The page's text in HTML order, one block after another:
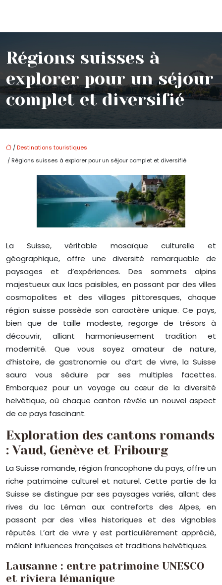
Régions suisses à
explorer pour un séjour
complet et diversifié
/Destinations touristiques
/ Régions suisses à explorer pour un séjour complet et diversifié
La Suisse, véritable mosaïque culturelle et
géographique, offre une diversité remarquable de
paysages et d’expériences. Des sommets alpins
majestueux aux lacs paisibles, en passant par des villes
cosmopolites et des villages pittoresques, chaque
région suisse possède son caractère unique. Ce pays,
bien que de taille modeste, regorge de trésors à
découvrir, alliant harmonieusement tradition et
modernité. Que vous soyez amateur de nature,
d’histoire, de gastronomie ou d’art de vivre, la Suisse
saura vous séduire par ses multiples facettes.
Embarquez pour un voyage au cœur de la diversité
helvétique, où chaque canton révèle un nouvel aspect
de ce pays fascinant.
Exploration des cantons romands
: Vaud, Genève et Fribourg
La Suisse romande, région francophone du pays, offre un
riche patrimoine culturel et naturel. Cette partie de la
Suisse se distingue par ses paysages variés, allant des
rives du lac Léman aux contreforts des Alpes, en
passant par des villes historiques et des vignobles
réputés. L’art de vivre y est particulièrement apprécié,
mêlant influences françaises et traditions helvétiques.
Lausanne : entre patrimoine UNESCO
et riviera lémanique